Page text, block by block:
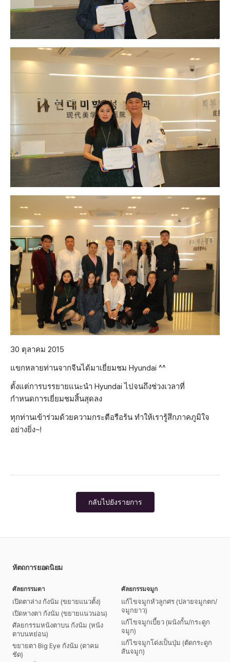
30 ตุลาคม 2015
แขกหลายท่านจากจีนได้มาเยี่ยมชม Hyundai ^^
ตั้งแต่การบรรยายแนะนำ Hyundai ไปจนถึงช่วงเวลาที่
กำหนดการเยี่ยมชมสิ้นสุดลง
ทุกท่านเข้าร่วมด้วยความกระตือรือร้น ทำให้เรารู้สึกภาคภูมิใจ
อย่างยิ่ง~!
กลับไปยังรายการ
หัตถการยอดนิยม
ศัลยกรรมตา
เปิดตาล่าง กังนัม (ขยายแนวตั้ง)
เปิดหางตา กังนัม (ขยายแนวนอน)
ศัลยกรรมหนังตาบน กังนัม (หนัง
ตาบนหย่อน)
ขยายตา Big Eye กังนัม (ตาคม
ชัด)
ศัลยกรรมจมูก
แก้ไขจมูกหัวลูกศร (ปลายจมูกตก/
จมูกยาว)
แก้ไขจมูกเบี้ยว (ผนังกั้น/กระดูก
จมูก)
แก้ไขจมูกโด่งเป็นปุ่ม (ตัดกระดูก
สันจมูก)